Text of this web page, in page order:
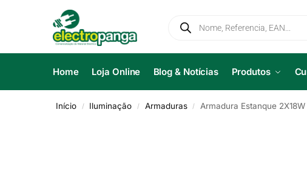
Home Loja Online Blog & Notícias Produtos
Início / Iluminação / Armaduras / Armadura Estanque